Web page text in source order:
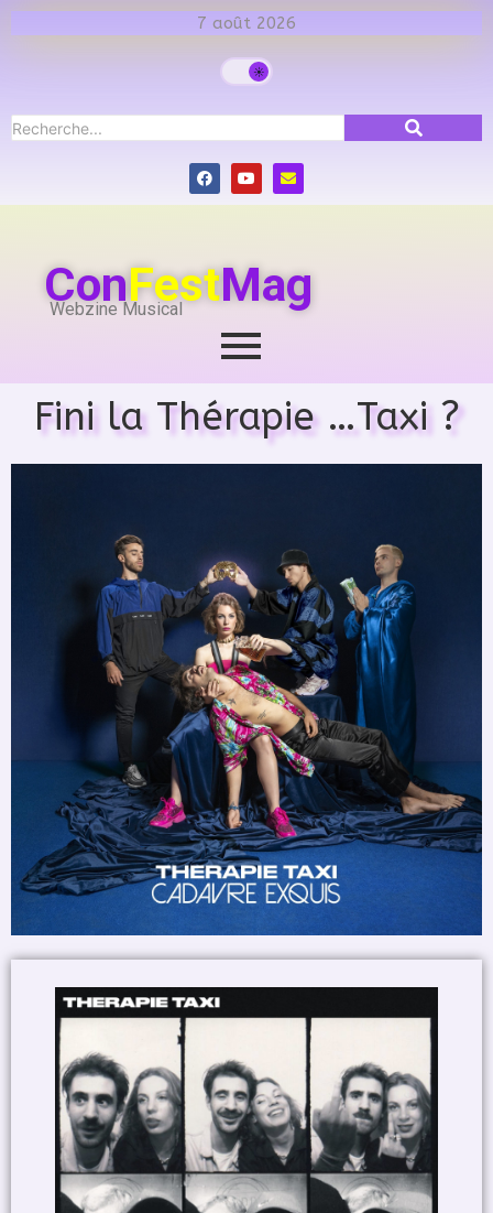
7 août 2026
ConFestMag
Webzine Musical
Fini la Thérapie …Taxi ?